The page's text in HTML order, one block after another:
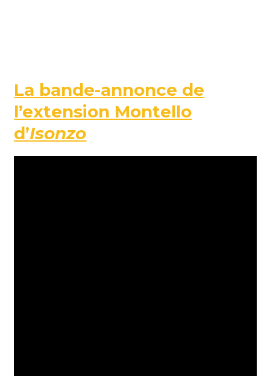
La bande-annonce de
l’extension Montello
d’Isonzo